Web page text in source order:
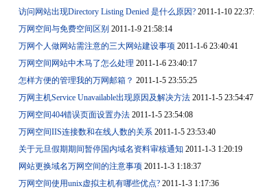
访问网站出现Directory Listing Denied 是什么原因? 2011-1-10
万网空间与免费空间区别 2011-1-9 21:58:14
万网个人做网站需注意的三大网站建设事项 2011-1-6 23:40:41
万网空间网站中木马了怎么处理 2011-1-6 23:40:17
怎样方便的管理我的万网邮箱？ 2011-1-5 23:55:25
万网主机Service Unavailable出现原因及解决方法 2011-1-5 23:54:47
万网空间404错误页面设置办法 2011-1-5 23:54:08
万网空间IIS连接数和在线人数的关系 2011-1-5 23:53:40
关于元旦假期期间暂停国内域名资料审核通知 2011-1-3 1:20:19
网站更换域名万网空间的注意事项 2011-1-3 1:18:37
万网空间使用unix虚拟主机有哪些优点? 2011-1-3 1:17:36